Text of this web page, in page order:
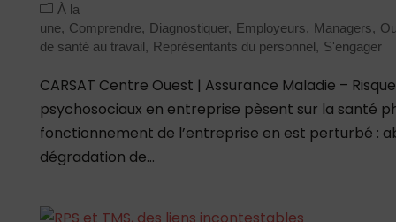
À la
une
Comprendre Diagnostiquer Employeurs Managers
de santé au travail
Représentants du personnel S'engager
CARSAT Centre Ouest | Assurance Maladie –
psychosociaux en entreprise pèsent sur la santé
fonctionnement de l’entreprise en est perturbé :
dégradation de...